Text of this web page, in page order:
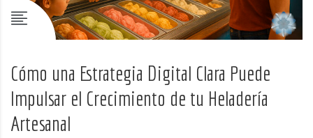
Cómo una Estrategia Digital Clara Puede
Impulsar el Crecimiento de tu Heladería
Artesanal